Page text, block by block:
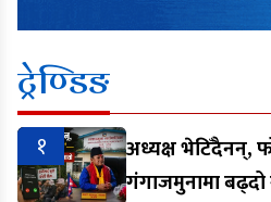
ट्रेण्डिङ
१
अध्यक्ष भेटिँदैनन्,
गंगाजमुनामा